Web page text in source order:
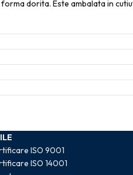
dorita. Este ambalata in
ISO 9001
ISO 14001